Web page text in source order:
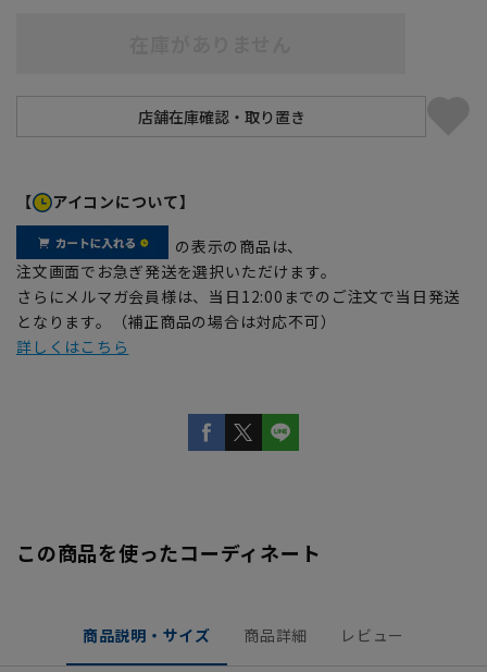
【 アイコンについて】
の表示の商品は、
注文画面でお急ぎ発送を選択いただけます。
さらにメルマガ会員様は、当日12:00までのご注文で当日発送
となります。（補正商品の場合は対応不可）
詳しくはこちら
この商品を使ったコーディネート
商品説明・サイズ 商品詳細 レビュー